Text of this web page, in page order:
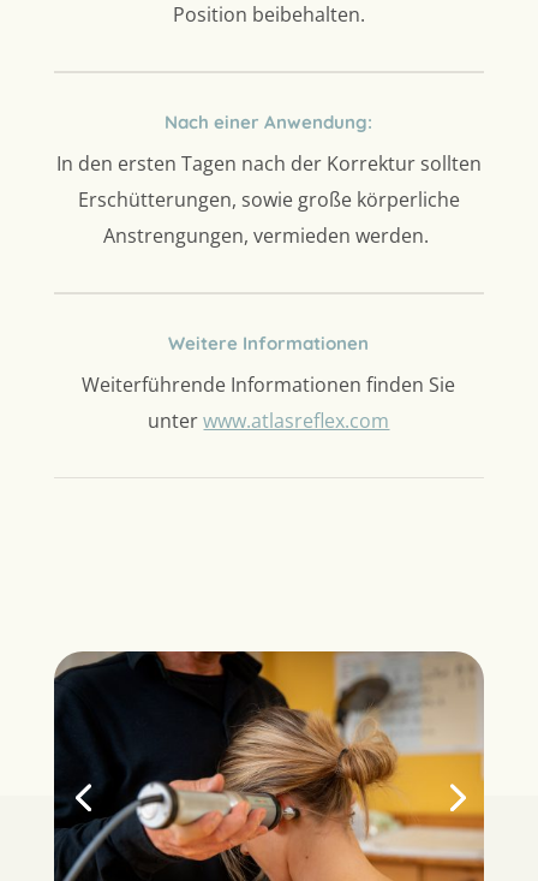
Position beibehalten.
Nach einer Anwendung:
In den ersten Tagen nach der Korrektur sollten
Erschütterungen, sowie große körperliche
Anstrengungen, vermieden werden.
Weitere Informationen
Weiterführende Informationen finden Sie
unterwww.atlasreflex.com